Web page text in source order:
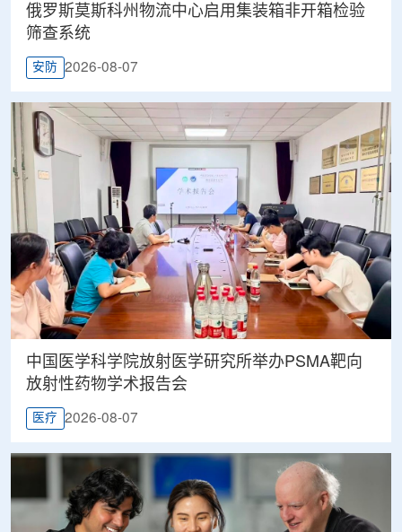
俄罗斯莫斯科州物流中心启用集装箱非开箱检验
筛查系统
安防 2026-08-07
中国医学科学院放射医学研究所举办PSMA靶向
放射性药物学术报告会
医疗 2026-08-07